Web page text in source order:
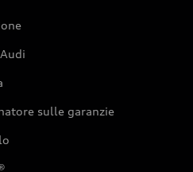
sulle garanzie